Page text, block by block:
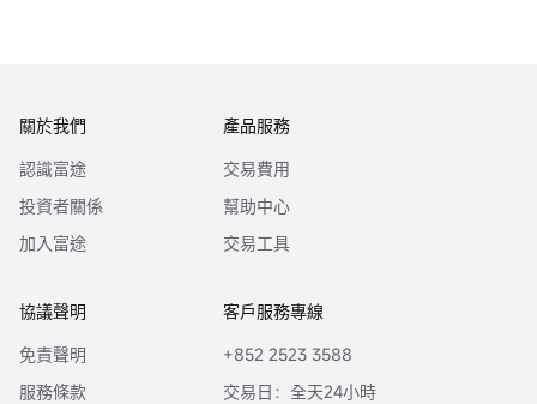
關於我們
認識富途
投資者關係
加入富途
產品服務
交易費用
幫助中心
交易工具
協議聲明
免責聲明
服務條款
客戶服務專線
+852 2523 3588
交易日：全天24小時